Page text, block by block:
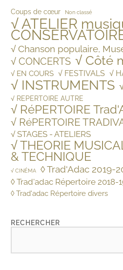
Coups de cœur Non classé
√ ATELIER
√ Chanson populaire,
√ CONCERTS √ Côté
√ EN COURS √ FESTIVALS √
√ INSTRUMENTS
√ REPERTOIRE AUTRE
√ RéPERTOIRE
√ RéPERTOIRE
√ STAGES - ATELIERS
√ THEORIE
& TECHNIQUE
√ CINÉMA ◊ Trad'Adac 2019-
◊ Trad'adac Répertoire 2018-
◊ Trad'adac Répertoire divers
RECHERCHER